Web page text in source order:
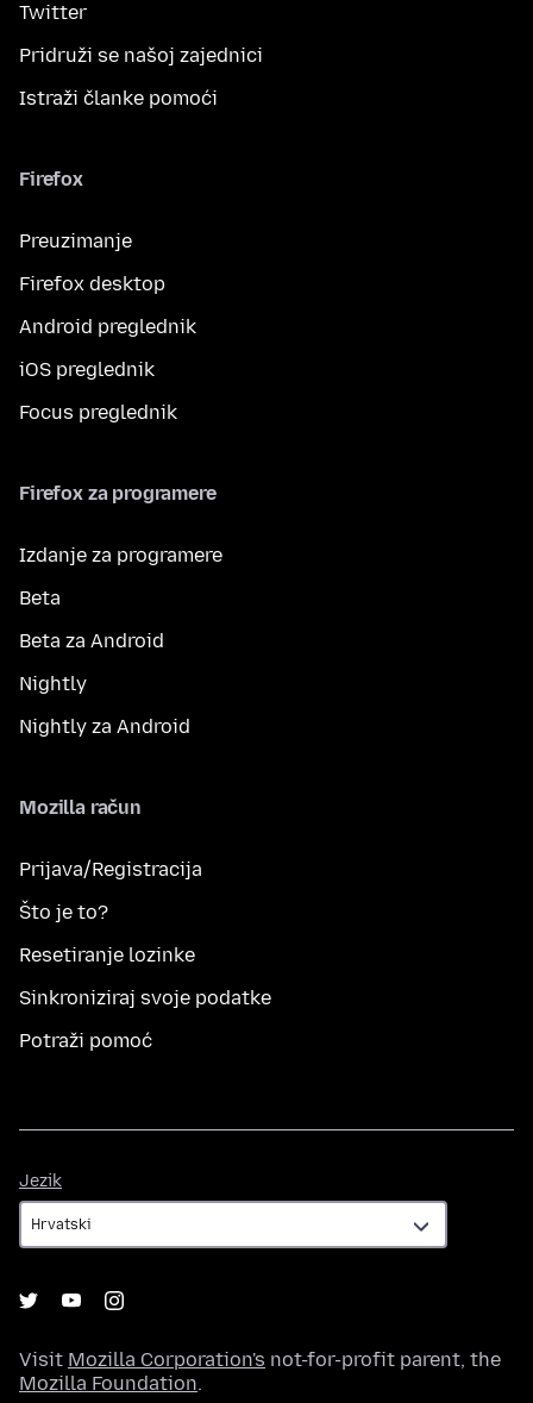
Twitter
Pridruži se našoj zajednici
Istraži članke pomoći
Firefox
Preuzimanje
Firefox desktop
Android preglednik
iOS preglednik
Focus preglednik
Firefox za programere
Izdanje za programere
Beta
Beta za Android
Nightly
Nightly za Android
Mozilla račun
Prijava/Registracija
Što je to?
Resetiranje lozinke
Sinkroniziraj svoje podatke
Potraži pomoć
Jezik
Visit Mozilla Corporation's not-for-profit parent, the
Mozilla Foundation.